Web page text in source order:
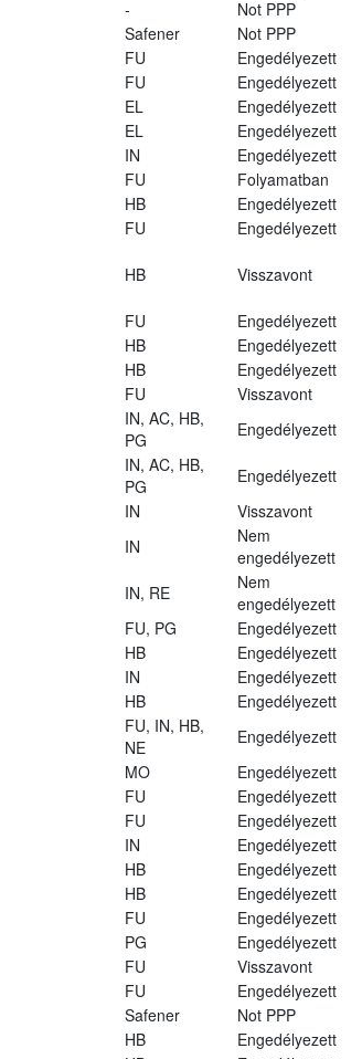
- Not PPP
Safener Not PPP
FU Engedélyezett
FU Engedélyezett
EL Engedélyezett
EL Engedélyezett
IN Engedélyezett
FU Folyamatban
HB Engedélyezett
FU Engedélyezett
HB Visszavont
FU Engedélyezett
HB Engedélyezett
HB Engedélyezett
FU
Visszavont
IN, AC, HB,
PG
Engedélyezett
IN, AC, HB,
PG
Engedélyezett
IN Visszavont
IN
Nem
engedélyezett
IN, RE
Nem
engedélyezett
FU, PG Engedélyezett
HB Engedélyezett
IN Engedélyezett
HB Engedélyezett
FU, IN, HB,
NE
Engedélyezett
MO Engedélyezett
FU Engedélyezett
FU Engedélyezett
IN Engedélyezett
HB Engedélyezett
HB Engedélyezett
FU Engedélyezett
PG Engedélyezett
FU Visszavont
FU Engedélyezett
Safener Not PPP
HB Engedélyezett